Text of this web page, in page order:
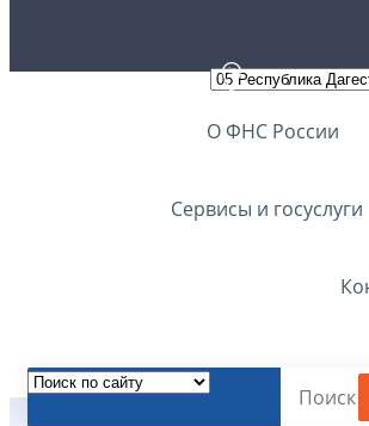
О ФНС России
Сервисы и госуслуги